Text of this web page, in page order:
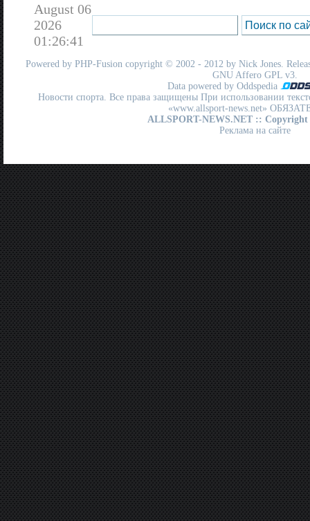
August 06
2026
01:26:41
Powered by PHP-Fusion copyright © 2002 - 2012 by Nick Jones.
GNU Affero GPL v3.
Data powered by Oddspedia
Новости спорта. Все права защищены При использовании
«www.allsport-news.net»
ALLSPORT-NEWS.NET :: Copyright
Реклама на сайте